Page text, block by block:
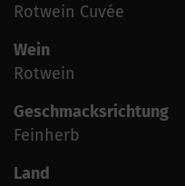
Rotwein Cuvée
Wein
Rotwein
Geschmacksrichtung
Feinherb
Land